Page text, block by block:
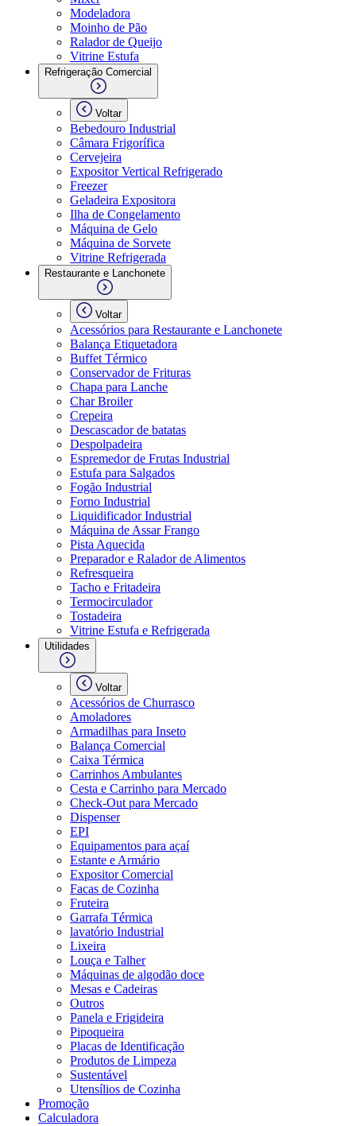
Modeladora
Moinho de Pão
Ralador de Queijo
Vitrine Estufa
Refrigeração Comercial
Voltar
Bebedouro Industrial
Câmara Frigorífica
Cervejeira
Expositor Vertical Refrigerado
Freezer
Geladeira Expositora
Ilha de Congelamento
Máquina de Gelo
Máquina de Sorvete
Vitrine Refrigerada
Restaurante e Lanchonete
Voltar
Acessórios para Restaurante e Lanchonete
Balança Etiquetadora
Buffet Térmico
Conservador de Frituras
Chapa para Lanche
Char Broiler
Crepeira
Descascador de batatas
Despolpadeira
Espremedor de Frutas Industrial
Estufa para Salgados
Fogão Industrial
Forno Industrial
Liquidificador Industrial
Máquina de Assar Frango
Pista Aquecida
Preparador e Ralador de Alimentos
Refresqueira
Tacho e Fritadeira
Termocirculador
Tostadeira
Vitrine Estufa e Refrigerada
Utilidades
Voltar
Acessórios de Churrasco
Amoladores
Armadilhas para Inseto
Balança Comercial
Caixa Térmica
Carrinhos Ambulantes
Cesta e Carrinho para Mercado
Check-Out para Mercado
Dispenser
EPI
Equipamentos para açaí
Estante e Armário
Expositor Comercial
Facas de Cozinha
Fruteira
Garrafa Térmica
lavatório Industrial
Lixeira
Louça e Talher
Máquinas de algodão doce
Mesas e Cadeiras
Outros
Panela e Frigideira
Pipoqueira
Placas de Identificação
Produtos de Limpeza
Sustentável
Utensílios de Cozinha
Promoção
Calculadora